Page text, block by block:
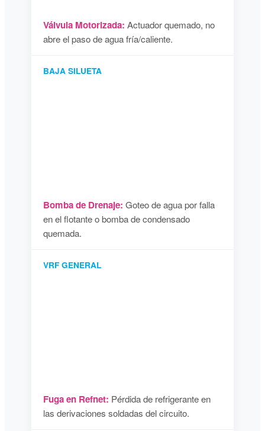
Válvula Motorizada: Actuador quemado, no
abre el paso de agua fría/caliente.
BAJA SILUETA
Bomba de Drenaje: Goteo de agua por falla
en el flotante o bomba de condensado
quemada.
VRF GENERAL
Fuga en Refnet: Pérdida de refrigerante en
las derivaciones soldadas del circuito.